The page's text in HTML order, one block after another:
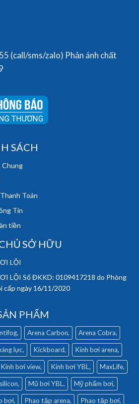
(call/sms/zalo) Phản ánh chất
SÁCH
Chung
Toán
Tin
tiền
SỞ HỮU
LỘI
LỘI Số ĐKKD: 0109417218 do Phòng
cấp ngày 16/11/2020
PHẨM
Arena Carbon Arena Cobra
lực Kickboard Kính bơi arena
Kính bơi view Kính bơi YBL MaxLife
Mũ bơi YBL Mỹ phẩm bơi
bơi Phao tập arena Phao tập bơi